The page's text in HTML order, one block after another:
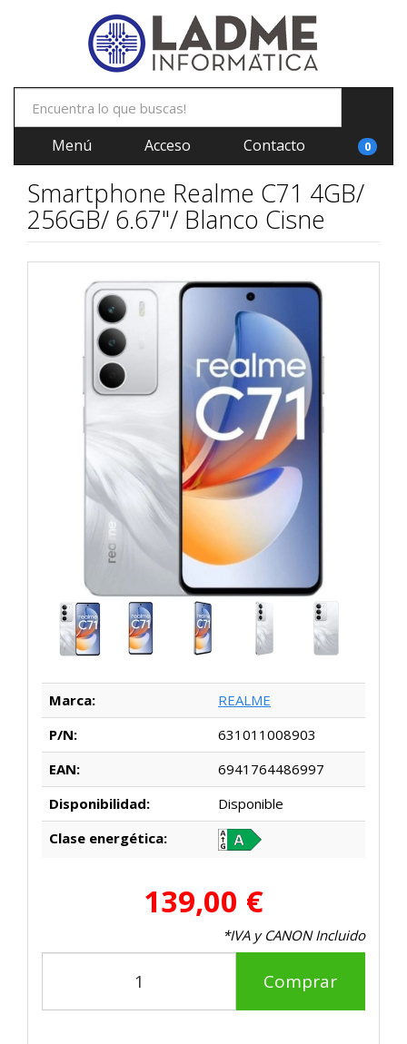
Menú Acceso Contacto 0
Smartphone Realme C71 4GB/
256GB/ 6.67"/ Blanco Cisne
Marca:
REALME
P/N:
631011008903
EAN:
6941764486997
Disponibilidad:
Disponible
Clase energética:
139,00 €
*IVA y CANON Incluido
Comprar